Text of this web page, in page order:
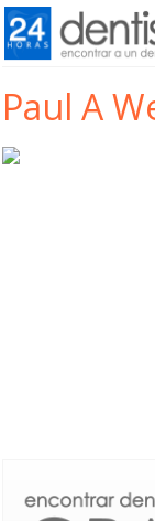
Paul A